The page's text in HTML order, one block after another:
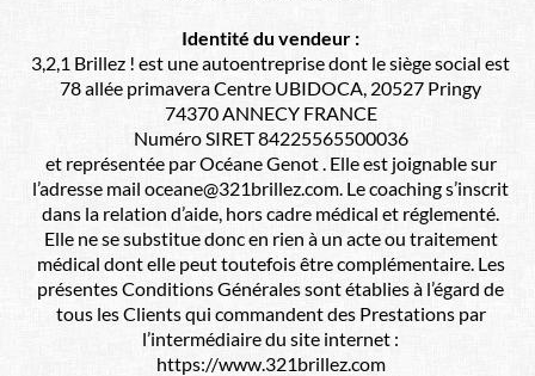
Identité du vendeur :
3,2,1 Brillez ! est une autoentreprise dont le siège social est
78 allée primavera Centre UBIDOCA, 20527 Pringy
74370 ANNECY FRANCE
Numéro SIRET 84225565500036
et représentée par Océane Genot . Elle est joignable sur
l’adresse mail oceane@321brillez.com. Le coaching s’inscrit
dans la relation d’aide, hors cadre médical et réglementé.
Elle ne se substitue donc en rien à un acte ou traitement
médical dont elle peut toutefois être complémentaire. Les
présentes Conditions Générales sont établies à l’égard de
tous les Clients qui commandent des Prestations par
l’intermédiaire du site internet :
https://www.321brillez.com